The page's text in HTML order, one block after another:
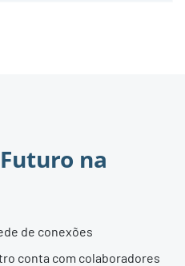
Futuro na
de conexões
conta com colaboradores